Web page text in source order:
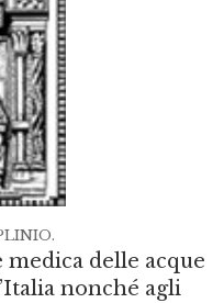
delle acque
nonché agli